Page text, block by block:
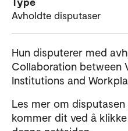
Avholdte disputaser
Hun disputerer med
Collaboration between
Institutions and
Les mer om
kommer dit ved å